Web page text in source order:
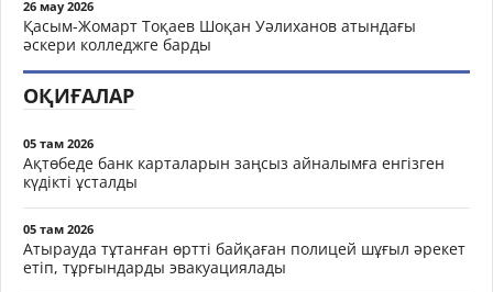
26 мау 2026
Қасым-Жомарт Тоқаев Шоқан Уәлиханов атындағы
әскери колледжге барды
ОҚИҒАЛАР
05 там 2026
Ақтөбеде банк карталарын заңсыз айналымға енгізген
күдікті ұсталды
05 там 2026
Атырауда тұтанған өртті байқаған полицей шұғыл әрекет
етіп, тұрғындарды эвакуациялады